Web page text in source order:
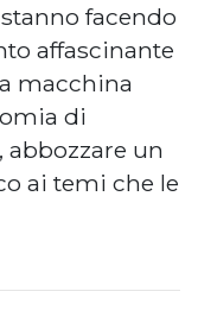
facendo
affascinante
macchina
di
un
ai temi che le